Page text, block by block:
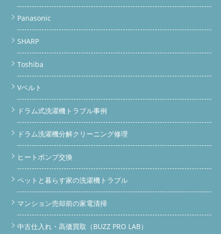
Panasonic
SHARP
Toshiba
Vベルト
ドラム式洗濯機トラブル事例
ドラム洗濯機分解クリーニング修理
ヒートポンプ交換
ペットと暮らす家の洗濯機トラブル
マンション売却前の家電清掃
中古仕入れ・高価買取（BUZZ PRO LAB）